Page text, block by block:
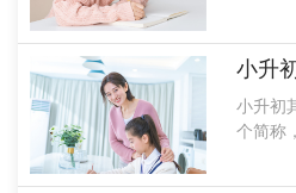
和谐的
中精力
小升
小升初
个简称